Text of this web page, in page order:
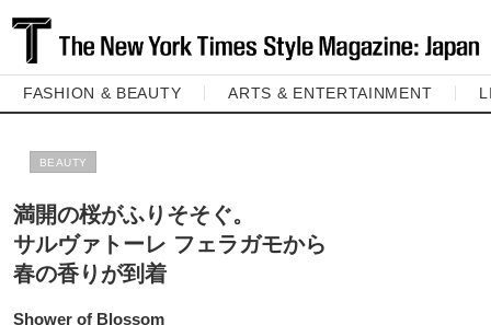
FASHION & BEAUTY ARTS & ENTERTAINMENT
BEAUTY
満開の桜がふりそそぐ。
サルヴァトーレ フェラガモから
春の香りが到着
Shower of Blossom